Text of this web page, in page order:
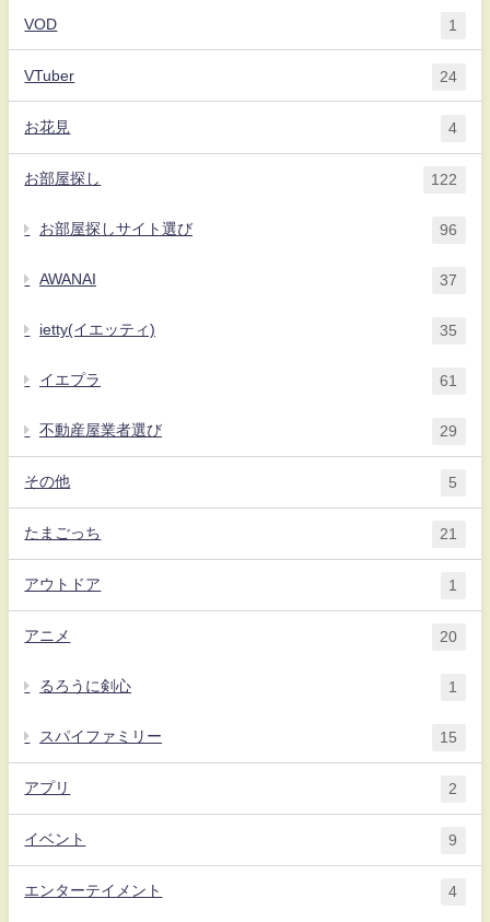
VOD 1
VTuber 24
お花見 4
お部屋探し 122
お部屋探しサイト選び 96
AWANAI 37
ietty(イエッティ) 35
イエプラ 61
不動産屋業者選び 29
その他 5
たまごっち 21
アウトドア 1
アニメ 20
るろうに剣心 1
スパイファミリー 15
アプリ 2
イベント 9
エンターテイメント 4